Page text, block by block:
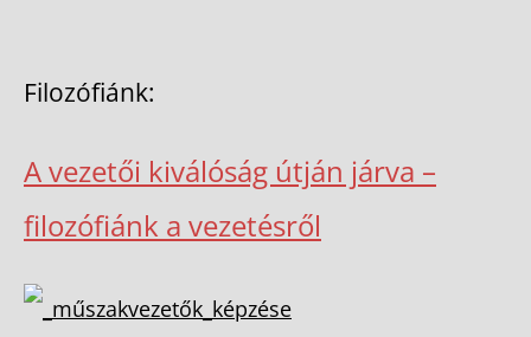
Filozófiánk:
A vezetői kiválóság útján járva –
filozófiánk a vezetésről